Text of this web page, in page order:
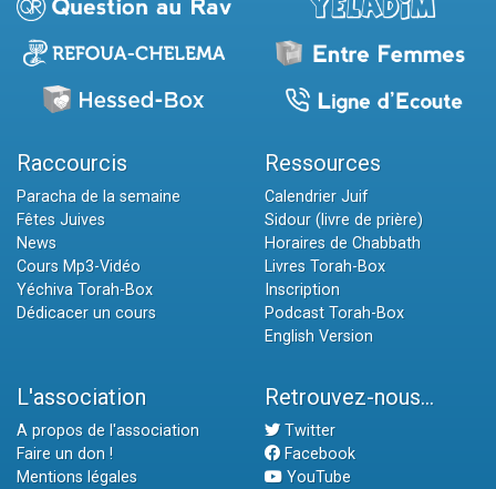
Raccourcis
Paracha de la semaine
Fêtes Juives
News
Cours Mp3-Vidéo
Yéchiva Torah-Box
Dédicacer un cours
Ressources
Calendrier Juif
Sidour (livre de prière)
Horaires de Chabbath
Livres Torah-Box
Inscription
Podcast Torah-Box
English Version
L'association
A propos de l'association
Faire un don !
Mentions légales
Retrouvez-nous...
Twitter
Facebook
YouTube